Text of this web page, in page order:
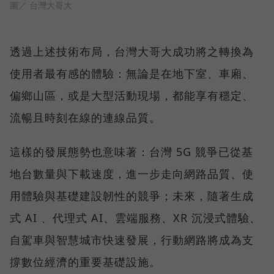
圖／ 台灣大哥大
透過上述技術布局，台灣大哥大成功將之轉換為
使用者最有感的體驗：無論是在地下室、車廂、
偏鄉山區，或是大型活動現場，都能享有穩定、
流暢且時刻在線的連線品質。
這樣的發展態勢也意味著：台灣 5G 競爭已從基
地台數量與下載速度，進一步走向網路品質、使
用體驗與基礎建設韌性的競爭；未來，隨著生成
式 AI 、代理式 AI、雲端服務、XR 沉浸式體驗、
自駕車與智慧城市快速發展，行動網路將成為支
撐數位經濟的重要基礎設施。